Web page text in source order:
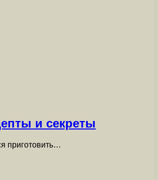
и секреты
приготовить…